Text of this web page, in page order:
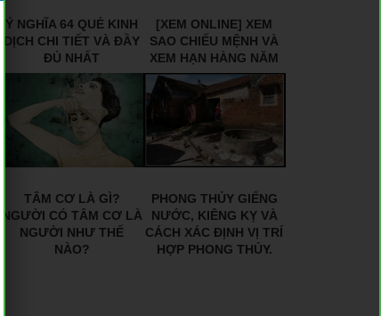
Ý NGHĨA 64 QUẺ KINH
DỊCH CHI TIẾT VÀ ĐẦY
ĐỦ NHẤT
[XEM ONLINE] XEM
SAO CHIẾU MỆNH VÀ
XEM HẠN HÀNG NĂM
TÂM CƠ LÀ GÌ?
NGƯỜI CÓ TÂM CƠ LÀ
NGƯỜI NHƯ THẾ
NÀO?
PHONG THỦY GIẾNG
NƯỚC, KIÊNG KỴ VÀ
CÁCH XÁC ĐỊNH VỊ TRÍ
HỢP PHONG THỦY.